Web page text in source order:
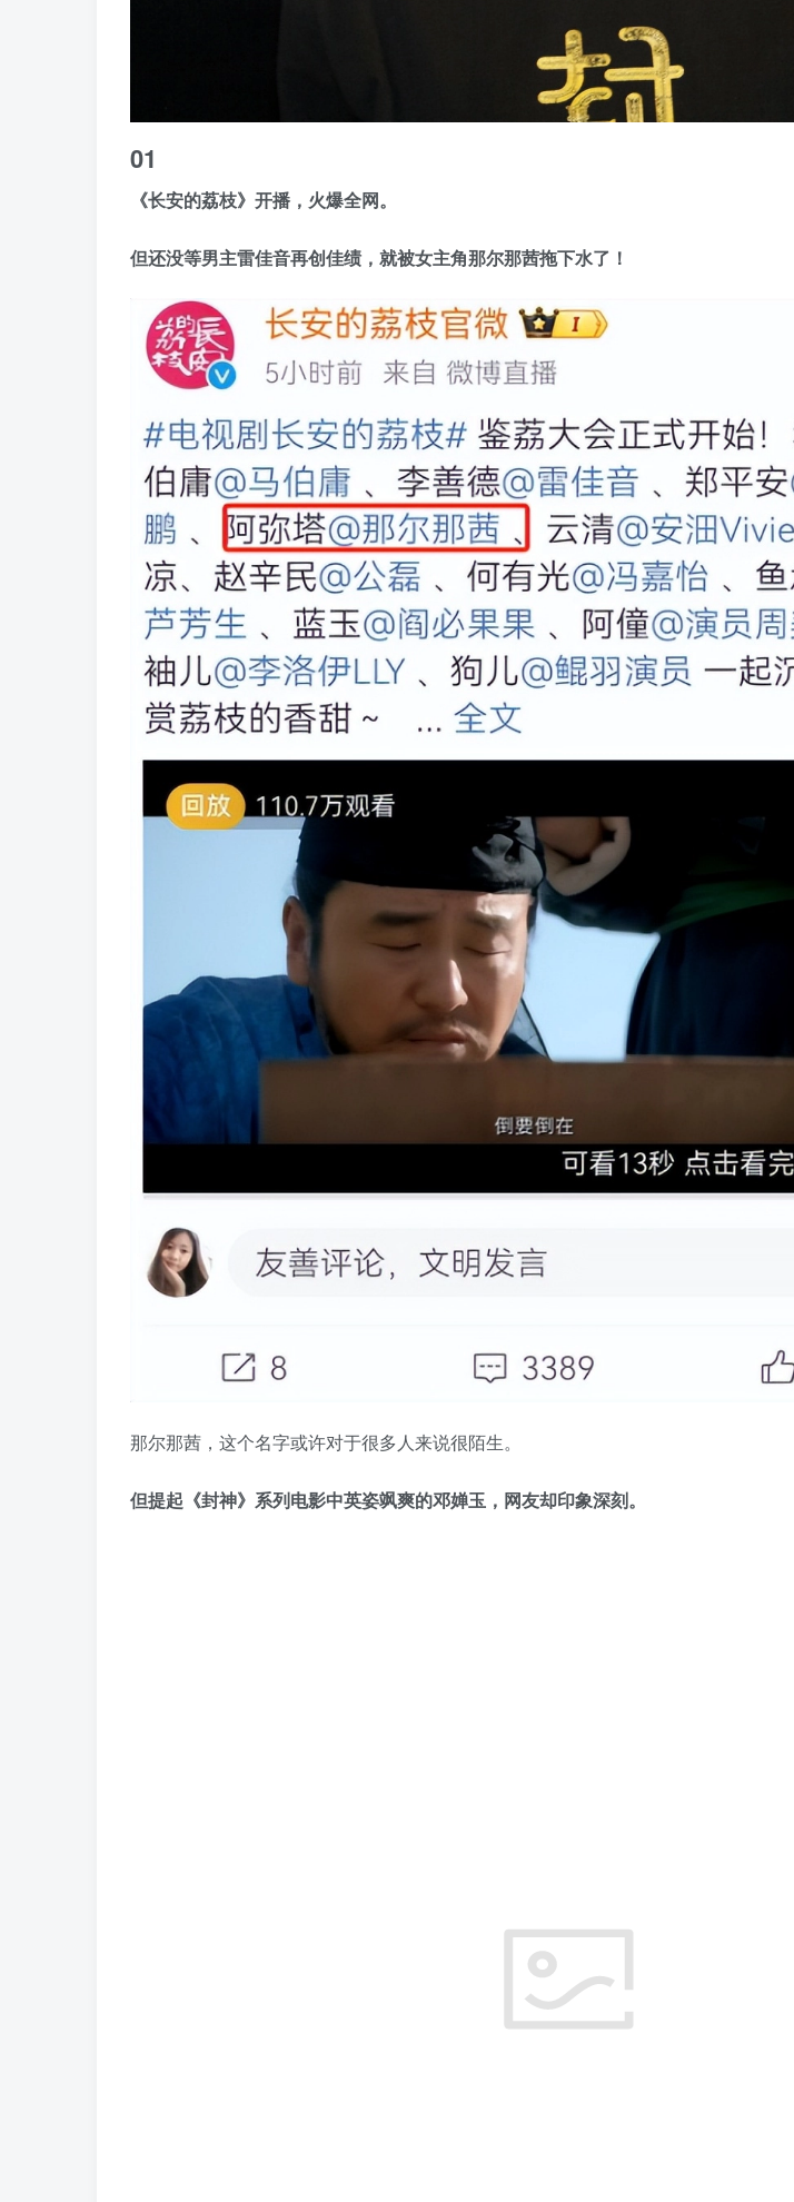
01
《长安的荔枝》开播，火爆全网。
但还没等男主雷佳音再创佳绩，就被女主角那尔那茜拖下水了！
那尔那茜，这个名字或许对于很多人来说很陌生。
但提起《封神》系列电影中英姿飒爽的邓婵玉，网友却印象深刻。